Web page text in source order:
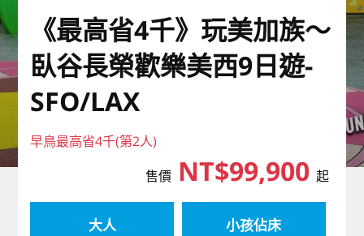
東南亞
美加紐澳
歐洲
《最高省4千》玩美加族～
臥谷長榮歡樂美西9日遊-
SFO/LAX
早鳥最高省4千(第2人)
售價NT$99,900 起
大人 小孩佔床